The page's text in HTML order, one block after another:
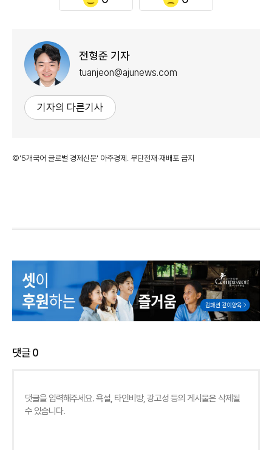
전형준 기자
tuanjeon@ajunews.com
기자의 다른기사
©'5개국어 글로벌 경제신문' 아주경제. 무단전재·재배포 금지
댓글0